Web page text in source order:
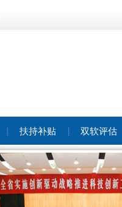
扶持补贴 双软评估